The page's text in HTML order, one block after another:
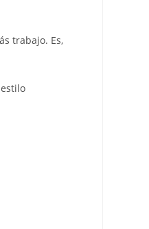
trabajo. Es,